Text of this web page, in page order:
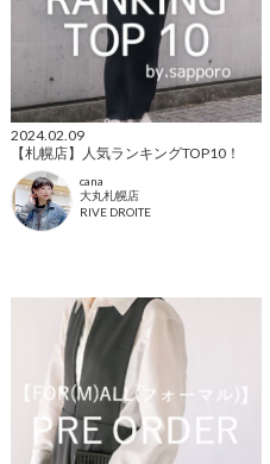
2024.02.09
【札幌店】人気ランキングTOP10！
cana
大丸札幌店
RIVE DROITE